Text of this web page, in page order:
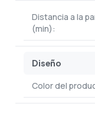
Distancia a la
(min):
Diseño
Color del